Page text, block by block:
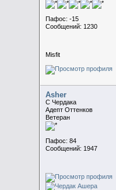
Пафос: -15
Сообщений: 1230
Misfit
Asher
C Чердака
Адепт Оттенков
Ветеран
Пафос: 84
Сообщений: 1947